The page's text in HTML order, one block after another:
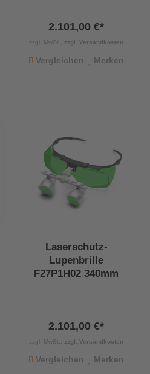
2.101,00 €*
zzgl. MwSt., zzgl. Versandkosten
Vergleichen Merken
Laserschutz-
Lupenbrille
F27P1H02 340mm
2.101,00 €*
zzgl. MwSt., zzgl. Versandkosten
Vergleichen Merken